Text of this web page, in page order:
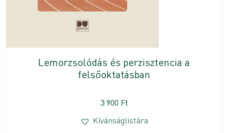
Lemorzsolódás és perzisztencia a
felsőoktatásban
3 900 Ft
Kívánságlistára